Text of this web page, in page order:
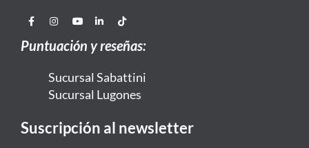
Puntuación y reseñas:
Sucursal Sabattini
Sucursal Lugones
Suscripción al newsletter